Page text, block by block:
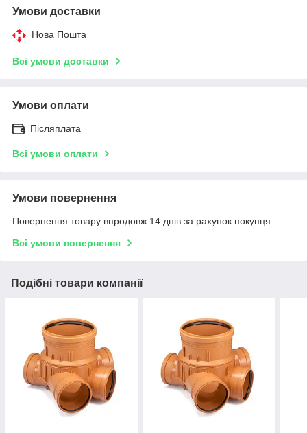
Умови доставки
Нова Пошта
Всі умови доставки
Умови оплати
Післяплата
Всі умови оплати
Умови повернення
Повернення товару впродовж 14 днів за рахунок покупця
Всі умови повернення
Подібні товари компанії